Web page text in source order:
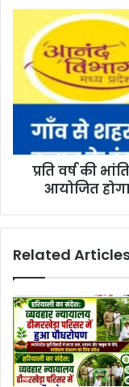
प्रति वर्ष की
आयोजित
Related